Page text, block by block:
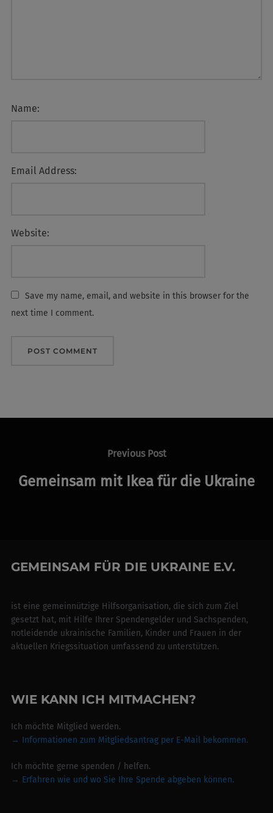
Name:
Email Address:
Website:
Save my name, email, and website in this browser for the
next time I comment.
Previous
Previous Post
Gemeinsam mit Ikea für die Ukraine
GEMEINSAM FÜR DIE UKRAINE E.V.
ist eine gemeinnützige Hilfsorganisation, die sich zum Ziel
gesetzt hat, mit Hilfe Ihrer Spendengelder und Sachspenden,
notleidende ukrainische Familien, Kinder und Frauen in der
aktuellen Kriegssituation umfassend zu unterstützen.
WIE KANN ICH MITMACHEN?
Ich möchte Mitglied werden.
→ Informationen zum Mitgliedsantrag per E-Mail bekommen.
Ich möchte gerne spenden / helfen.
→ Erfahren wie und wo Sie Ihre Spende abgeben können.